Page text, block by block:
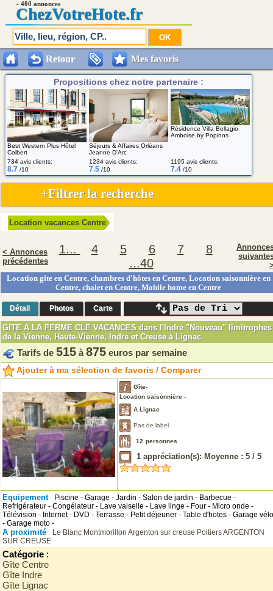
Location vacances Centre
< Annonces
précédentes
1... 4 5 6 7
8
...40
Location gîte en Centre, chambres d'hôtes en Centre, Location saisonnière en
Centre, chalet en Centre, Mobile home en Centre
Détail Photos Carte
GITE A LA FERME CLE VACANCES dans l'Indre "Nouveau" limitrophes
de la Vienne, Haute-Vienne, Indre et Creuse à Lignac
Tarifs de 515 à 875 euros par semaine
Ajouter à ma sélection de favoris / Comparer
Gîte-
Location saisonnière -
A Lignac
Pas de label
12 personnes
1 appréciation(s): Moyenne : 5 / 5
Equipement
Piscine - Garage - Jardin - Salon de jardin - Barbecue -
Refrigérateur - Congélateur - Lave vaiselle - Lave linge - Four - Micro onde -
Télévision - Internet - DVD - Terrasse - Petit déjeuner - Table d'hotes - Garage vélo
- Garage moto -
A proximité Le Blanc Montmorillon Argenton sur creuse PoitiersARGENTON
SUR CREUSE
Catégorie :
Gîte Centre
Gîte Indre
Gîte Lignac
Retour Mes favoris
- 400 annonces
ChezVotreHote.fr
Propositions chez notre partenaire :
Best Western Plus Hôtel
Colbert
Séjours & Affaires Orléans
Jeanne D'Arc
Résidence Villa Bellagio
Amboise by Popinns
734 avis clients:
8.7 /10
1234 avis clients:
7.5 /10
1195 avis clients:
7.4 /10
+Filtrer la recherche